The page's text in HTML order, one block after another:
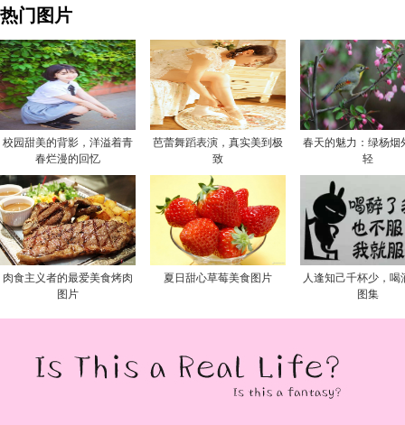
热门图片
校园甜美的背影，洋溢着青
春烂漫的回忆
芭蕾舞蹈表演，真实美到极
致
春天的魅力：绿杨烟
轻
肉食主义者的最爱美食烤肉
图片
夏日甜心草莓美食图片
人逢知己千杯少，喝
图集